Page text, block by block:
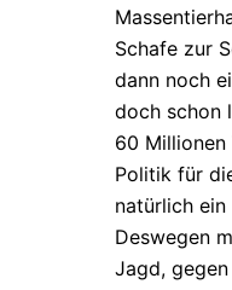
Schafe zur
dann noch
doch schon
60 Millionen
Politik für
natürlich
Deswegen
Jagd,